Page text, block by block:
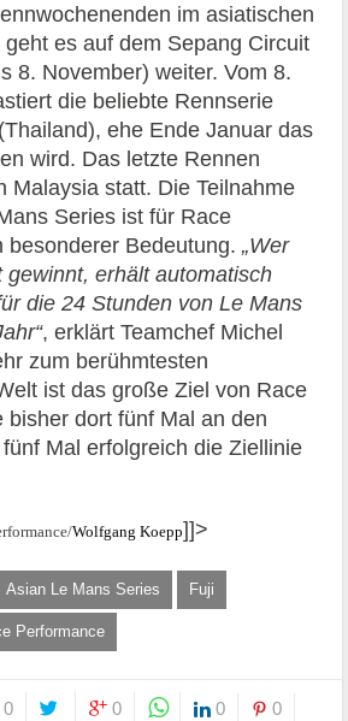
im asiatischen
es auf dem Sepang Circuit
8. November) weiter. Vom 8.
die beliebte Rennserie
ehe Ende Januar das
wird. Das letzte Rennen
Malaysia statt. Die Teilnahme
Series ist für Race
besonderer Bedeutung.„Wer
gewinnt, erhält automatisch
die 24 Stunden von Le Mans
, erklärt Teamchef Michel
zum berühmtesten
ist das große Ziel von Race
bisher dort fünf Mal an den
Mal erfolgreich die Ziellinie
Wolfgang Koepp]]>
Asian Le Mans Series Fuji
Performance
0 0 0 0